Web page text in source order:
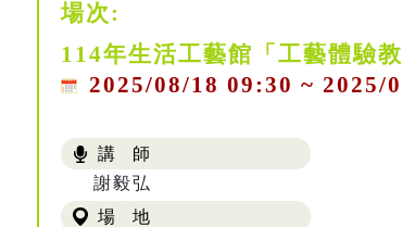
場次:
114年生活工藝館「工藝體驗
2025/08/18 09:30 ~ 2025/
講 師
謝毅弘
場 地